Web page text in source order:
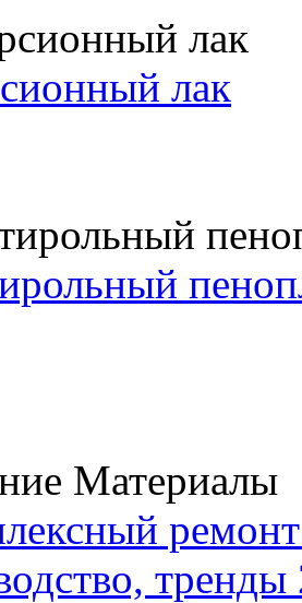
лак
Материалы
тренды